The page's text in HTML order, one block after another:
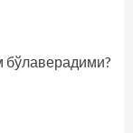
бўлаверадими?